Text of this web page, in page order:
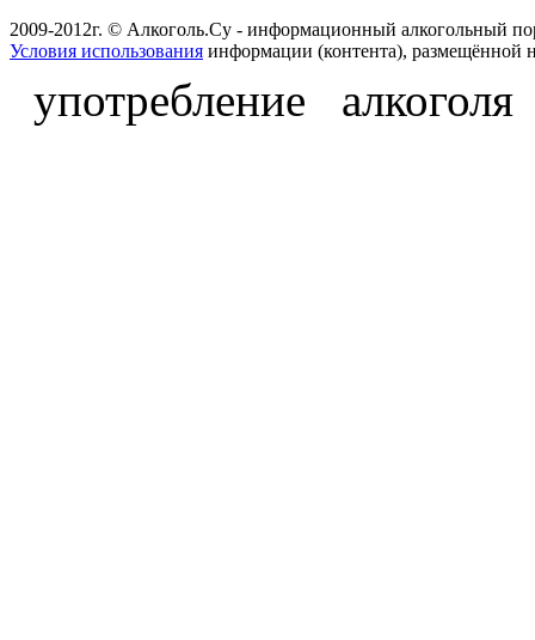
2009-2012г. © Алкоголь.Су - информационный алкогольный
Условия использования информации (контента), размещённой
употребление